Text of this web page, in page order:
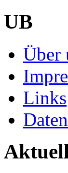
UB
Über
Links